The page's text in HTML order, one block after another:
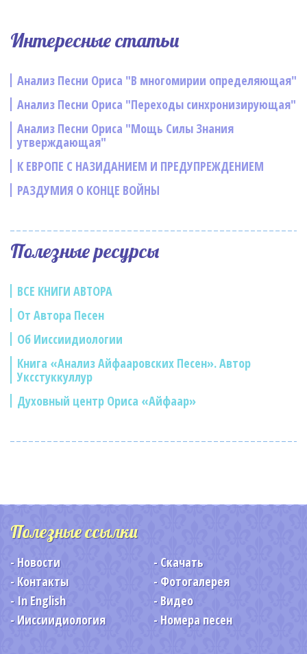
Интересные статьи
Анализ Песни Ориса "В многомирии определяющая"
Анализ Песни Ориса "Переходы синхронизирующая"
Анализ Песни Ориса "Мощь Силы Знания
утверждающая"
К ЕВРОПЕ С НАЗИДАНИЕМ И ПРЕДУПРЕЖДЕНИЕМ
РАЗДУМИЯ О КОНЦЕ ВОЙНЫ
Полезные ресурсы
ВСЕ КНИГИ АВТОРА
От Автора Песен
Об Ииссиидиологии
Книга «Анализ Айфааровских Песен». Автор
Уксстуккуллур
Духовный центр Ориса «Айфаар»
Полезные ссылки
Новости
Скачать
Контакты
Фотогалерея
In English
Видео
Ииссиидиология
Номера песен